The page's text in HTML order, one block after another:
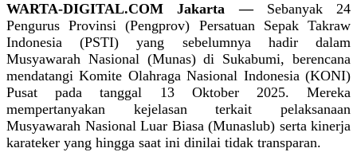
WARTA-DIGITAL.COM Jakarta —Sebanyak 24
Pengurus Provinsi (Pengprov) Persatuan Sepak Takraw
Indonesia (PSTI) yang sebelumnya hadir dalam
Musyawarah Nasional (Munas) di Sukabumi, berencana
mendatangi Komite Olahraga Nasional Indonesia (KONI)
Pusat pada tanggal 13 Oktober 2025. Mereka
mempertanyakan kejelasan terkait pelaksanaan
Musyawarah Nasional Luar Biasa (Munaslub) serta kinerja
karateker yang hingga saat ini dinilai tidak transparan.